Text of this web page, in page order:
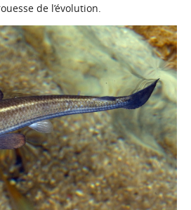
de l’évolution.